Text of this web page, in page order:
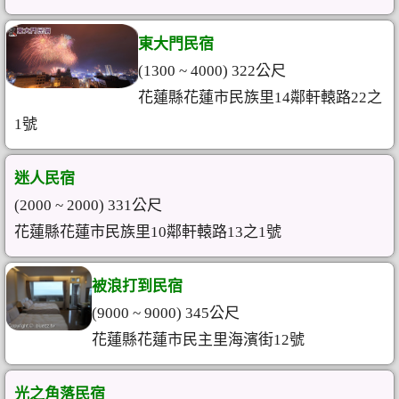
東大門民宿
(1300 ~ 4000) 322公尺
花蓮縣花蓮市民族里14鄰軒轅路22之
1號
迷人民宿
(2000 ~ 2000) 331公尺
花蓮縣花蓮市民族里10鄰軒轅路13之1號
被浪打到民宿
(9000 ~ 9000) 345公尺
花蓮縣花蓮市民主里海濱街12號
光之角落民宿